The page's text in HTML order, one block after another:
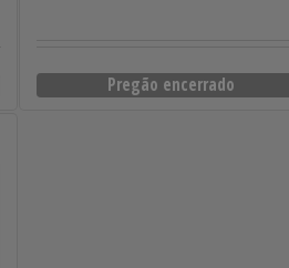
Pregão encerrado